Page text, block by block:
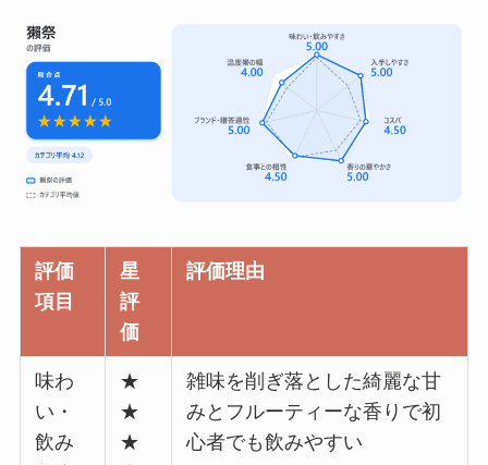
評価
項目
星
評
価
評価理由
味わ
い・
飲み
★
★
★
雑味を削ぎ落とした綺麗な甘
みとフルーティーな香りで初
心者でも飲みやすい